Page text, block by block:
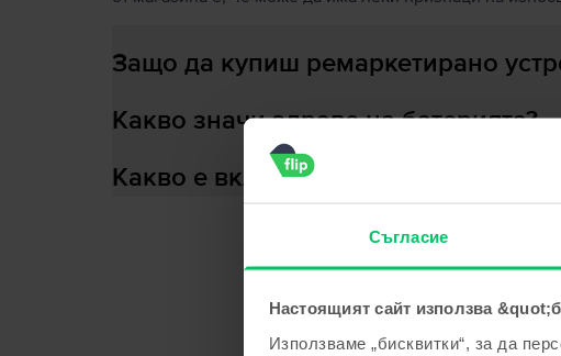
Съгласие
Настоящият сайт използва
Използваме „бисквитки“, за да
Защо да купиш ремаркетирано
Какво значи здраве на батерията?
Какво е включено в кутията?